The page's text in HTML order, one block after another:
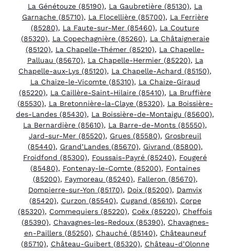
La Génétouze (85190), La Gaubretière (85130), La
Garnache (85710), La Flocellière (85700), La Ferrière
(85280), La Faute-sur-Mer (85460), La Couture
(85320), La Copechagnière (85260), La Châtaigneraie
(85120), La Chapelle-Thémer (85210), La Chapelle-
Palluau (85670), La Chapelle-Hermier (85220), La
Chapelle-aux-Lys (85120), La Chapelle-Achard (85150),
La Chaize-le-Vicomte (85310), La Chaize-Giraud
(85220), La Caillère-Saint-Hilaire (85410), La Bruffière
(85530), La Bretonnière-la-Claye (85320), La Boissière-
des-Landes (85430), La Boissière-de-Montaigu (85600),
La Bernardière (85610), La Barre-de-Monts (85550),
Jard-sur-Mer (85520), Grues (85580), Grosbreuil
(85440), Grand’Landes (85670), Givrand (85800),
Froidfond (85300), Foussais-Payré (85240), Fougeré
(85480), Fontenay-le-Comte (85200), Fontaines
(85200), Faymoreau (85240), Falleron (85670),
Dompierre-sur-Yon (85170), Doix (85200), Damvix
(85420), Curzon (85540), Cugand (85610), Corpe
(85320), Commequiers (85220), Coëx (85220), Cheffois
(85390), Chavagnes-les-Redoux (85390), Chavagnes-
en-Paillers (85250), Chauché (85140), Châteauneuf
(85710), Château-Guibert (85320), Château-d’Olonne